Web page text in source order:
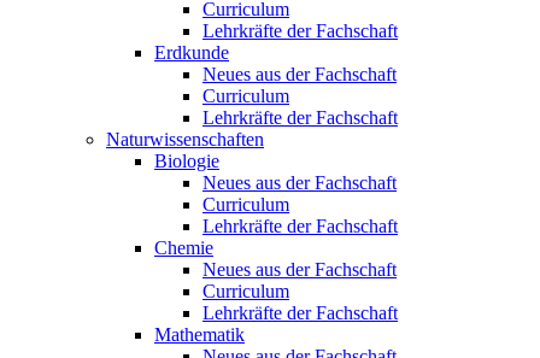
Curriculum
Lehrkräfte der Fachschaft
Erdkunde
Neues aus der Fachschaft
Curriculum
Lehrkräfte der Fachschaft
Naturwissenschaften
Biologie
Neues aus der Fachschaft
Curriculum
Lehrkräfte der Fachschaft
Chemie
Neues aus der Fachschaft
Curriculum
Lehrkräfte der Fachschaft
Mathematik